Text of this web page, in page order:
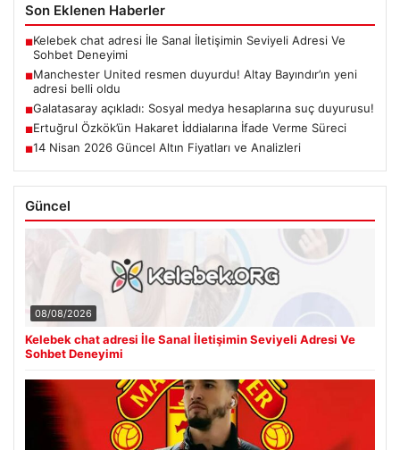
Son Eklenen Haberler
■Kelebek chat adresi İle Sanal İletişimin Seviyeli Adresi Ve
Sohbet Deneyimi
■Manchester United resmen duyurdu! Altay Bayındır’ın yeni
adresi belli oldu
■Galatasaray açıkladı: Sosyal medya hesaplarına suç duyurusu!
■Ertuğrul Özkök’ün Hakaret İddialarına İfade Verme Süreci
■14 Nisan 2026 Güncel Altın Fiyatları ve Analizleri
Güncel
08/08/2026
Kelebek chat adresi İle Sanal İletişimin Seviyeli Adresi Ve
Sohbet Deneyimi